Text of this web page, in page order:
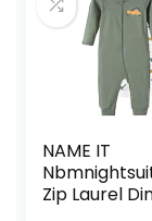
NAME IT
Zip Laurel